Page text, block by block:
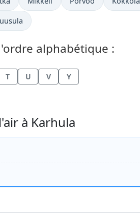
alphabétique :
T U V Y
à Karhula